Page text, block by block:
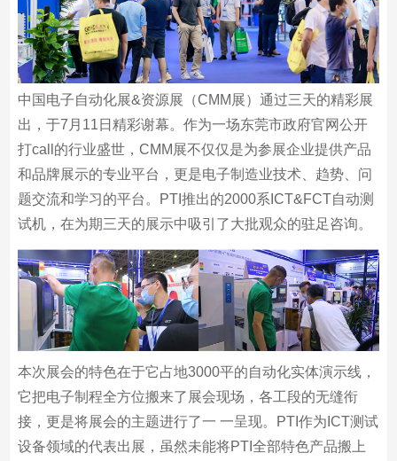
中国电子自动化展&资源展（CMM展）通过三天的精彩展
出，于7月11日精彩谢幕。作为一场东莞市政府官网公开
打call的行业盛世，CMM展不仅仅是为参展企业提供产品
和品牌展示的专业平台，更是电子制造业技术、趋势、问
题交流和学习的平台。PTI推出的2000系ICT&FCT自动测
试机，在为期三天的展示中吸引了大批观众的驻足咨询。
本次展会的特色在于它占地3000平的自动化实体演示线，
它把电子制程全方位搬来了展会现场，各工段的无缝衔
接，更是将展会的主题进行了一 一呈现。PTI作为ICT测试
设备领域的代表出展，虽然未能将PTI全部特色产品搬上